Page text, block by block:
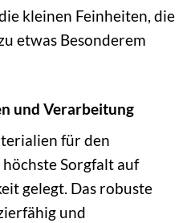
kleinen Feinheiten, die
etwas Besonderem
und Verarbeitung
für den
Sorgfalt auf
gelegt. Das robuste
und